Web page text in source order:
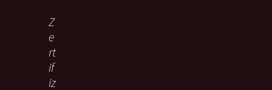
Z
e
rt
if
iz